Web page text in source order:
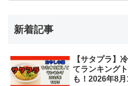
新着記事
【サタプラ】
てランキング
も！2026年8月